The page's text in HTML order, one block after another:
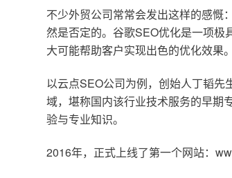
不少外贸公司常常会发出这样的感慨
然是否定的。谷歌SEO优化是一项极
大可能帮助客户实现出色的优化效果。
以云点SEO公司为例，创始人丁韬
域，堪称国内该行业技术服务的早期
验与专业知识。
2016年，正式上线了第一个网站：